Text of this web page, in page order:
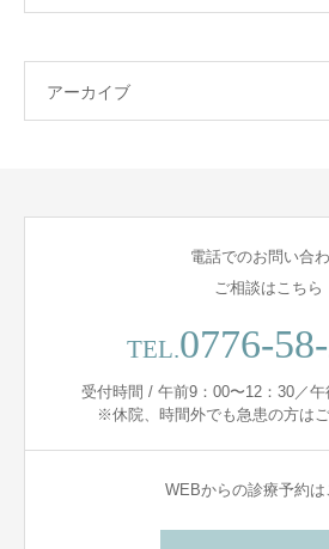
アーカイブ
電話でのお問い合
ご相談はこちら
TEL.0776-
受付時間 / 午前9：00〜12：30／
※休院、時間外でも急患の方はご
WEBからの診療予約は